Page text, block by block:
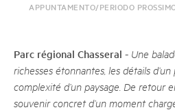
APPUNTAMENTO/PERIODO
Parc régional Chasseral - Une
richesses étonnantes, les détails
complexité d’un paysage. De retour
souvenir concret d’un moment